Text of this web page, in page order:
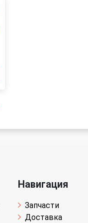
Навигация
Запчасти
Доставка